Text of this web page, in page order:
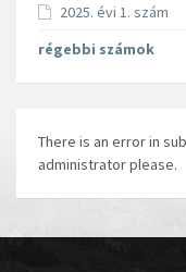
2025. évi 1. szám
régebbi számok
There is an error in
administrator please.